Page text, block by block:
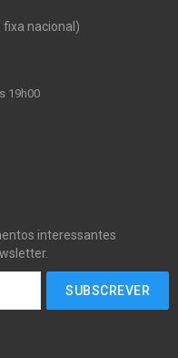
nacional)
19h00
interessantes